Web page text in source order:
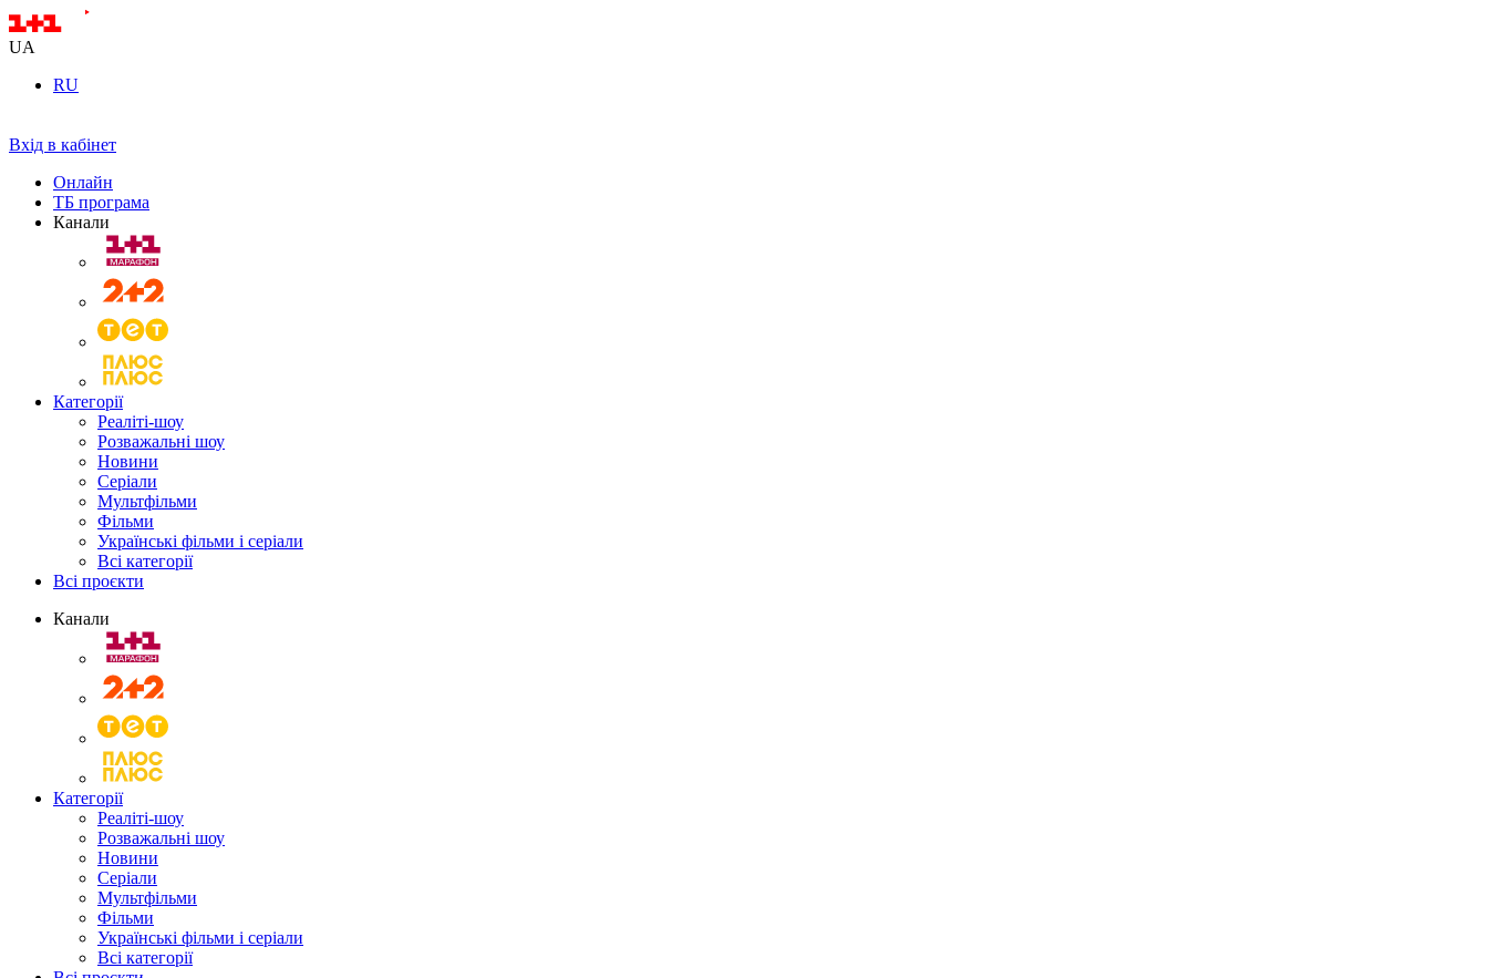
UA
RU
Вхід в кабінет
Онлайн
ТБ програма
Канали
Категорії
Реаліті-шоу
Розважальні шоу
Новини
Серіали
Мультфільми
Фільми
Українські фільми і серіали
Всі категорії
Всі проєкти
Канали
Категорії
Реаліті-шоу
Розважальні шоу
Новини
Серіали
Мультфільми
Фільми
Українські фільми і серіали
Всі категорії